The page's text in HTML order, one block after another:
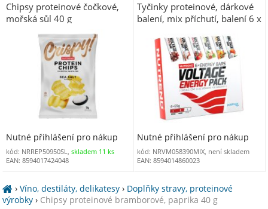
Chipsy proteinové čočkové,
mořská sůl 40 g
Nutné přihlášení pro nákup
kód: NRREP50950SL, skladem 11 ks
EAN: 8594017424048
Tyčinky proteinové, dárkové
balení, mix příchutí, balení 6 x
Nutné přihlášení pro nákup
kód: NRVM058390MIX, není skladem
EAN: 8594014860023
›Víno, destiláty, delikatesy › Doplňky stravy, proteinové
výrobky › Chipsy proteinové bramborové, paprika 40 g